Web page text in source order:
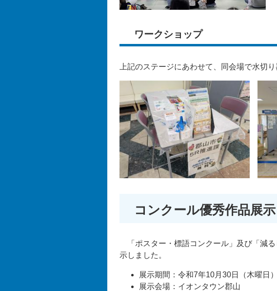
ワークショップ
上記のステージにあわせて、同会場で水切
コンクール優秀作品展示
「ポスター・標語コンクール」及び「減
示しました。
展示期間：令和7年10月30日（木曜日
展示会場：イオンタウン郡山